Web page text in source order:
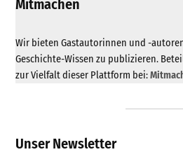
Mitmachen
Wir bieten Gastautorinnen und -
Geschichte-Wissen zu publizieren.
zur Vielfalt dieser Plattform bei:
Unser Newsletter